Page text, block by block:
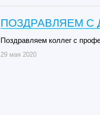
ПОЗДРАВЛЯЕМ С
Поздравляем коллег с
29 мая 2020